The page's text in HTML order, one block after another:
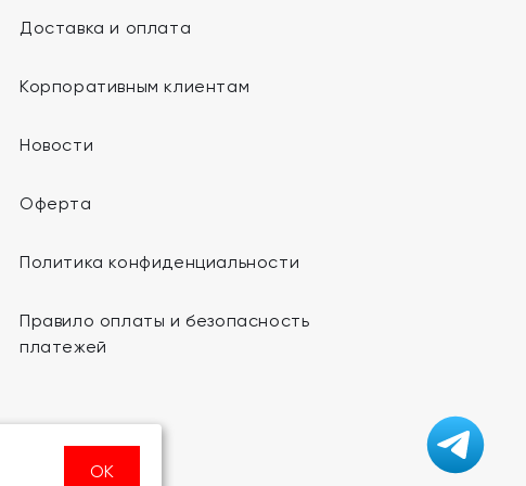
Доставка и оплата
Корпоративным клиентам
Новости
Оферта
Политика конфиденциальности
Правило оплаты и безопасность
платежей
ОК